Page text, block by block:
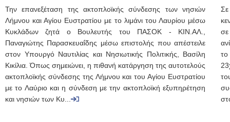
Την επανεξέταση της ακτοπλοϊκής σύνδεσης των νησιών
Λήμνου και Αγίου Ευστρατίου με το λιμάνι του Λαυρίου μέσω
Κυκλάδων ζητά ο Βουλευτής του ΠΑΣΟΚ - ΚΙΝ.ΑΛ.,
Παναγιώτης Παρασκευαΐδης μέσω επιστολής που απέστειλε
στον Υπουργό Ναυτιλίας και Νησιωτικής Πολιτικής, Βασίλη
Κικίλια. Όπως σημειώνει, η πιθανή κατάργηση της αυτοτελούς
ακτοπλοϊκής σύνδεσης της Λήμνου και του Αγίου Ευστρατίου
με το Λαύριο και η σύνδεση με την ακτοπλοϊκή εξυπηρέτηση
και νησιών των Κυ...
το